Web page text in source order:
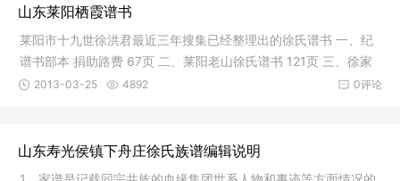
山东莱阳栖霞谱书
莱阳市十九世徐洪君最近三年搜集已经整理出的徐氏谱书 一、纪
谱书部本 捐助路费 67页 二、莱阳老山徐氏谱书 121页 三、徐家
草洎
0评论
2013-03-25 4892
山东寿光侯镇下舟庄徐氏族谱编辑说明